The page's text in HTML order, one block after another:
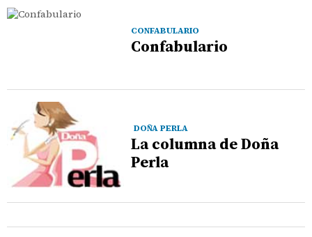
CONFABULARIO
Confabulario
DOÑA PERLA
La columna de Doña
Perla